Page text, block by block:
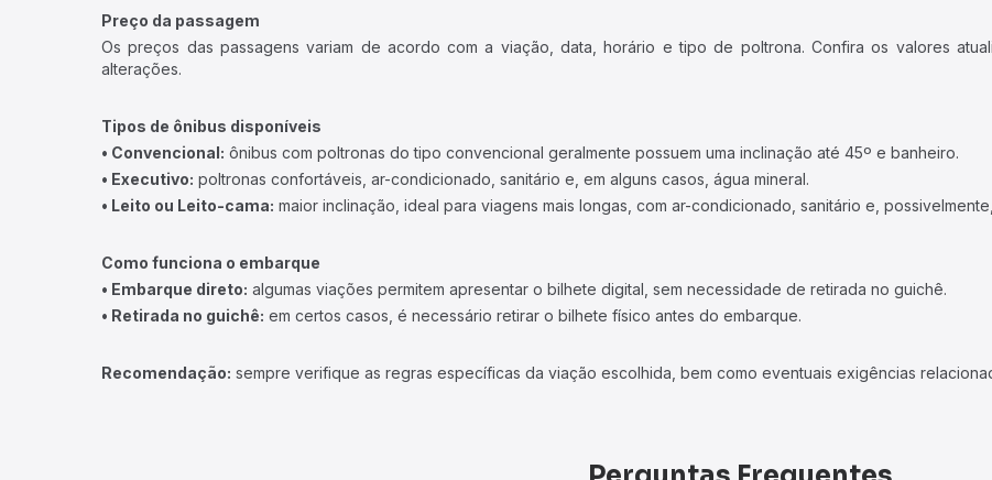
Preço da passagem
Os preços das passagens variam de acordo com a viação, data, horário e tipo de poltrona. Confira os valores
alterações.
Tipos de ônibus disponíveis
• Convencional: ônibus com poltronas do tipo convencional geralmente possuem uma inclinação até 45º e banheiro.
• Executivo: poltronas confortáveis, ar-condicionado, sanitário e, em alguns casos, água mineral.
• Leito ou Leito-cama: maior inclinação, ideal para viagens mais longas, com ar-condicionado, sanitário e,
Como funciona o embarque
• Embarque direto: algumas viações permitem apresentar o bilhete digital, sem necessidade de retirada no guichê.
• Retirada no guichê: em certos casos, é necessário retirar o bilhete físico antes do embarque.
Recomendação: sempre verifique as regras específicas da viação escolhida, bem como eventuais exigências